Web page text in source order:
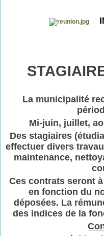
La municipalité
Mi-juin, juillet,
Des stagiaires
effectuer divers
maintenance,
Ces contrats seront
en fonction du
déposées. La
des indices de la